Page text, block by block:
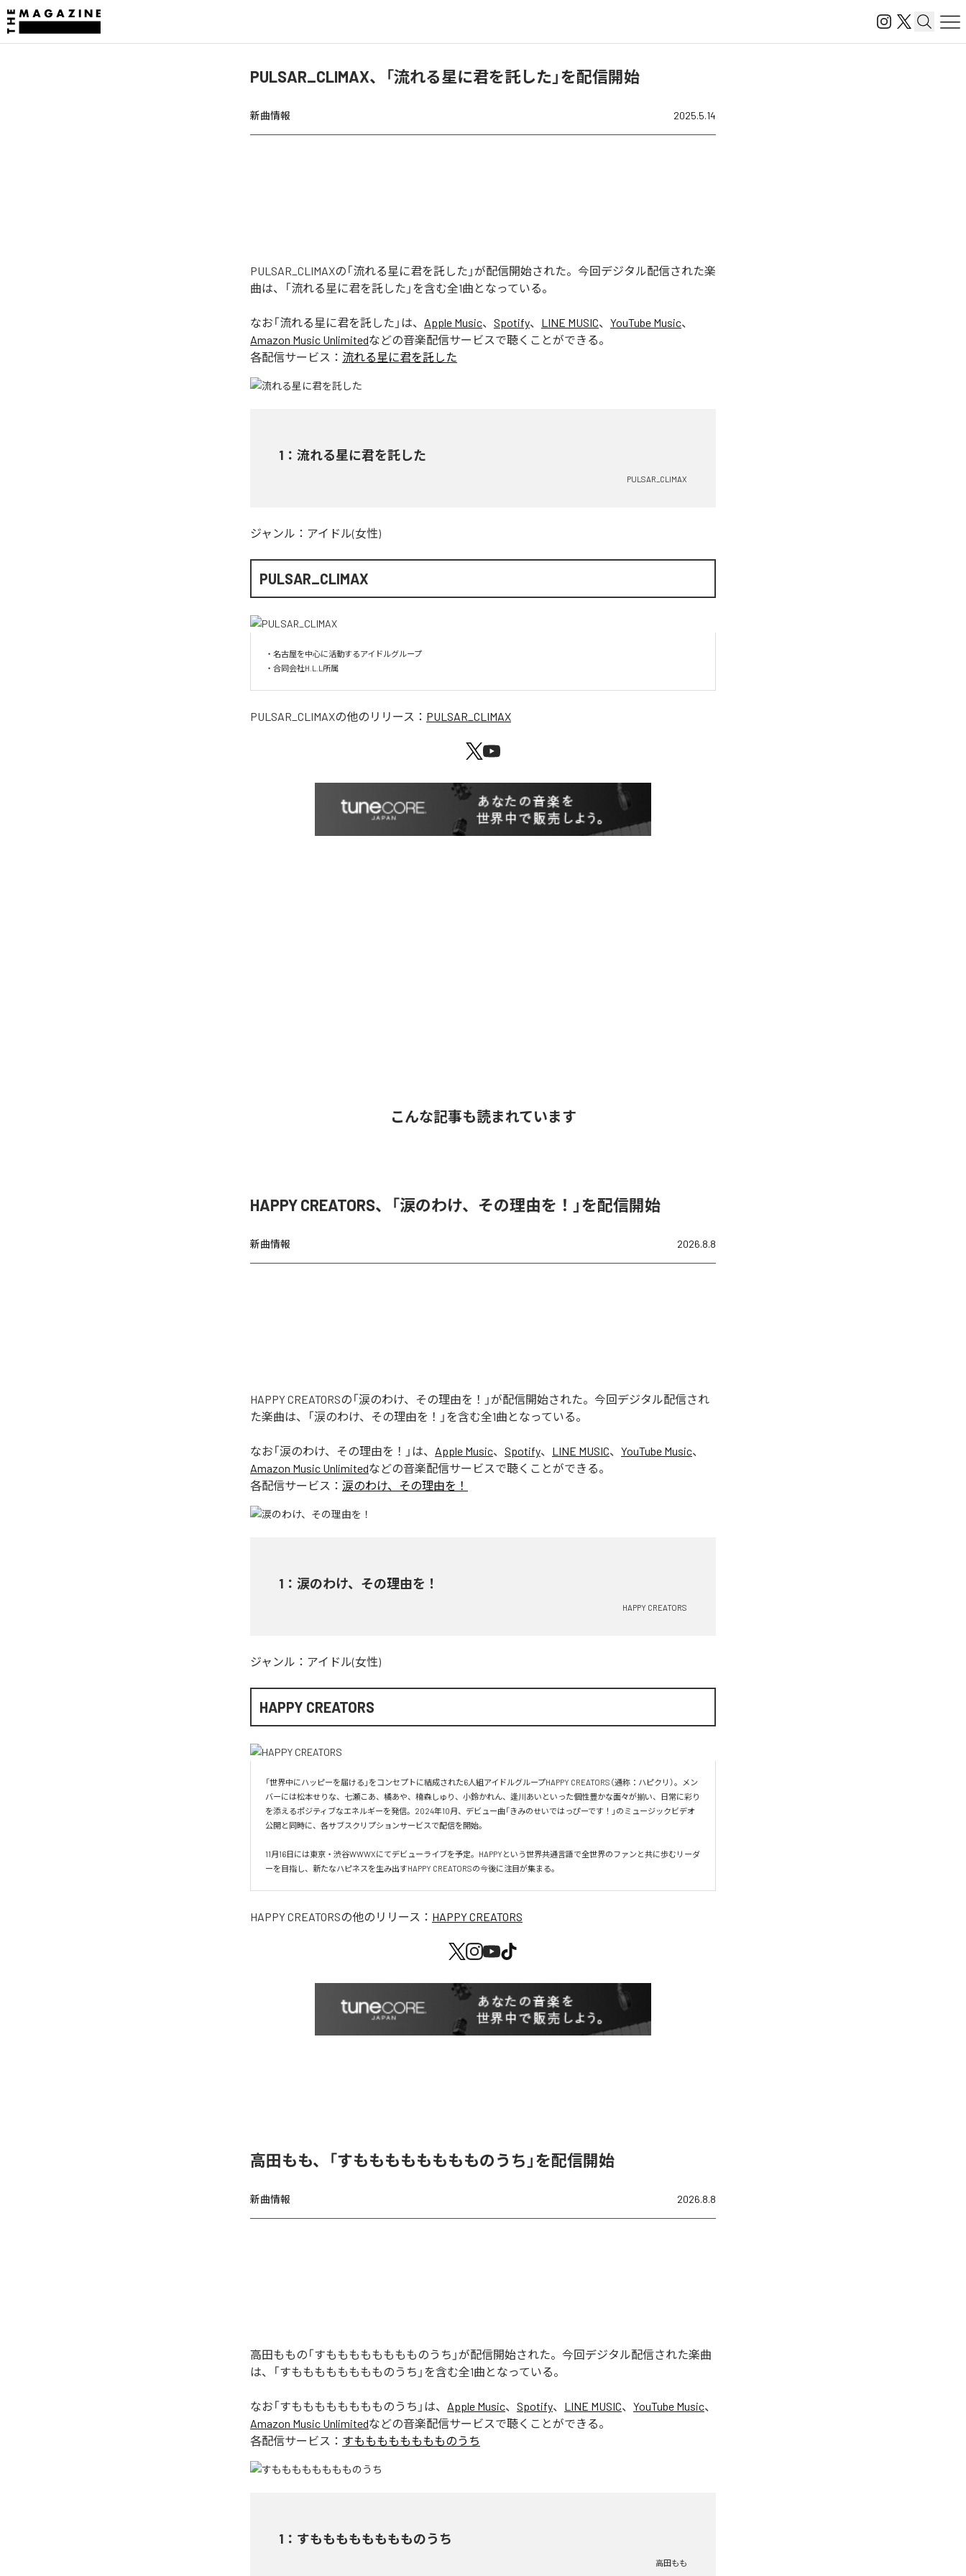
PULSAR_CLIMAX、「流れる星に君を託した」を配信開始
新曲情報 2025.5.14
PULSAR_CLIMAXの「流れる星に君を託した」が配信開始された。今回デジタル配信された楽
曲は、「流れる星に君を託した」を含む全1曲となっている。
なお「流れる星に君を託した 」は、 Apple Music、 Spotify、 LINE MUSIC、 YouTube Music、
Amazon Music Unlimitedなどの音楽配信サービスで聴くことができる。
各配信サービス： 流れる星に君を託した
1 ： 流れる星に君を託した
PULSAR_CLIMAX
ジャンル： アイドル(女性)
PULSAR_CLIMAX
・名古屋を中心に活動するアイドルグループ
PULSAR_CLIMAXの他のリリース： PULSAR_CLIMAX
こんな記事も読まれています
HAPPY CREATORS、「涙のわけ、その理由を！」を配信開始
新曲情報 2026.8.8
HAPPY CREATORSの「涙のわけ、その理由を！」が配信開始された。今回デジタル配信され
た楽曲は、「涙のわけ、その理由を！」を含む全1曲となっている。
なお「涙のわけ、その理由を！ 」は、 Apple Music、 Spotify、 LINE MUSIC、 YouTube Music、
Amazon Music Unlimitedなどの音楽配信サービスで聴くことができる。
各配信サービス： 涙のわけ、その理由を！
1 ： 涙のわけ、その理由を！
HAPPY CREATORS
ジャンル： アイドル(女性)
HAPPY CREATORS
「世界中にハッピーを届ける」をコンセプトに結成された6人組アイドルグループHAPPY CREATORS（通称：ハピクリ）。メン
バーには松本せりな、七瀬こあ、橘あや、楠森しゅり、小鈴かれん、逢川あいといった個性豊かな面々が揃い、日常に彩り
を添えるポジティブなエネルギーを発信。2024年10月、デビュー曲「きみのせいではっぴーです！」のミュージックビデオ
公開と同時に、各サブスクリプションサービスで配信を開始。
11月16日には東京・渋谷WWWXにてデビューライブを予定。HAPPYという世界共通言語で全世界のファンと共に歩むリーダ
ーを目指し、新たなハピネスを生み出すHAPPY CREATORSの今後に注目が集まる。
HAPPY CREATORSの他のリリース： HAPPY CREATORS
高田もも、「すもももももももものうち」を配信開始
新曲情報 2026.8.8
高田ももの「すもももももももものうち」が配信開始された。今回デジタル配信された楽曲
は、「すもももももももものうち」を含む全1曲となっている。
なお「すもももももももものうち 」は、 Apple Music、 Spotify、 LINE MUSIC、 YouTube Music、
Amazon Music Unlimitedなどの音楽配信サービスで聴くことができる。
各配信サービス： すもももももももものうち
1 ： すもももももももものうち
高田もも